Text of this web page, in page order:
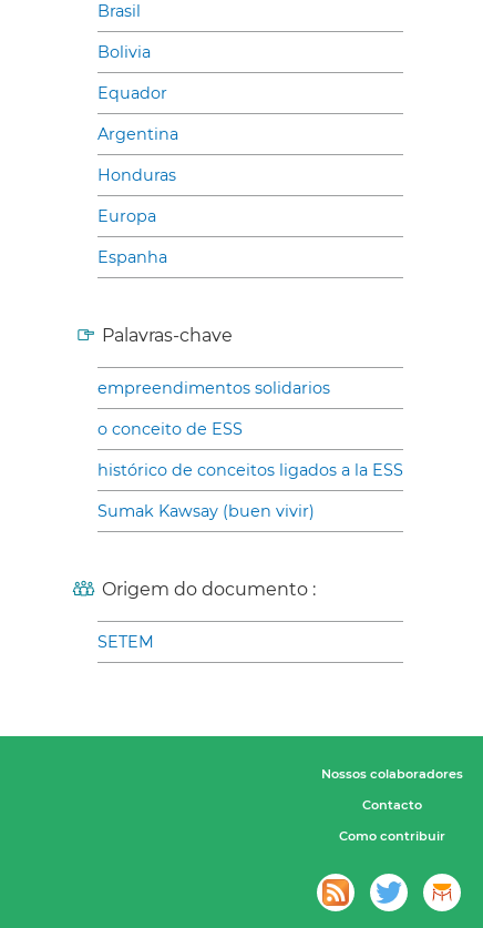
Brasil
Bolivia
Equador
Argentina
Honduras
Europa
Espanha
Palavras-chave
empreendimentos solidarios
o conceito de ESS
histórico de conceitos ligados a la ESS
Sumak Kawsay (buen vivir)
Origem do documento :
SETEM
Nossos colaboradores
Contacto
Como contribuir